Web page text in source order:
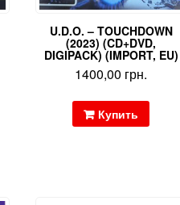
U.D.O. – TOUCHDOWN
(2023) (CD+DVD,
DIGIPACK) (IMPORT, EU)
1400,00 грн.
Купить